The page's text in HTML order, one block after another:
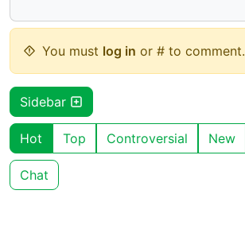
You must log in or # to comment.
Sidebar
Hot Top Controversial New
Chat